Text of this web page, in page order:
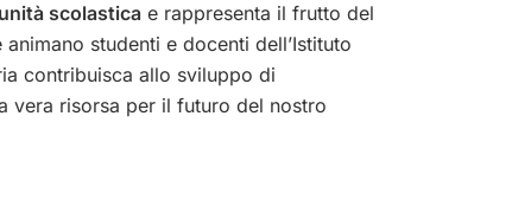
scolastica e rappresenta il frutto del
studenti e docenti dell’Istituto
contribuisca allo sviluppo di
vera risorsa per il futuro del nostro